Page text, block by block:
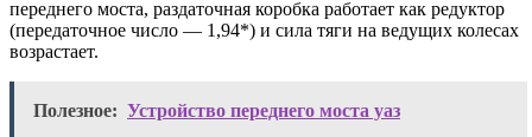
переднего моста, раздаточная коробка работает как редуктор
(передаточное число — 1,94*) и сила тяги на ведущих колесах
возрастает.
Полезное: Устройство переднего моста уаз